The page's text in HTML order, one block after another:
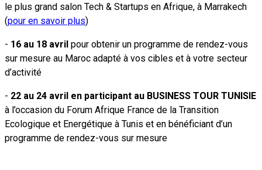
le plus grand salon Tech & Startups en Afrique, à Marrakech
(pour en savoir plus)
- 16 au 18 avril pour obtenir un programme de rendez-vous
sur mesure au Maroc adapté à vos cibles et à votre secteur
d’activité
- 22 au 24 avril en participant au BUSINESS TOUR TUNISIE
à l’occasion du Forum Afrique France de la Transition
Ecologique et Energétique à Tunis et en bénéficiant d’un
programme de rendez-vous sur mesure